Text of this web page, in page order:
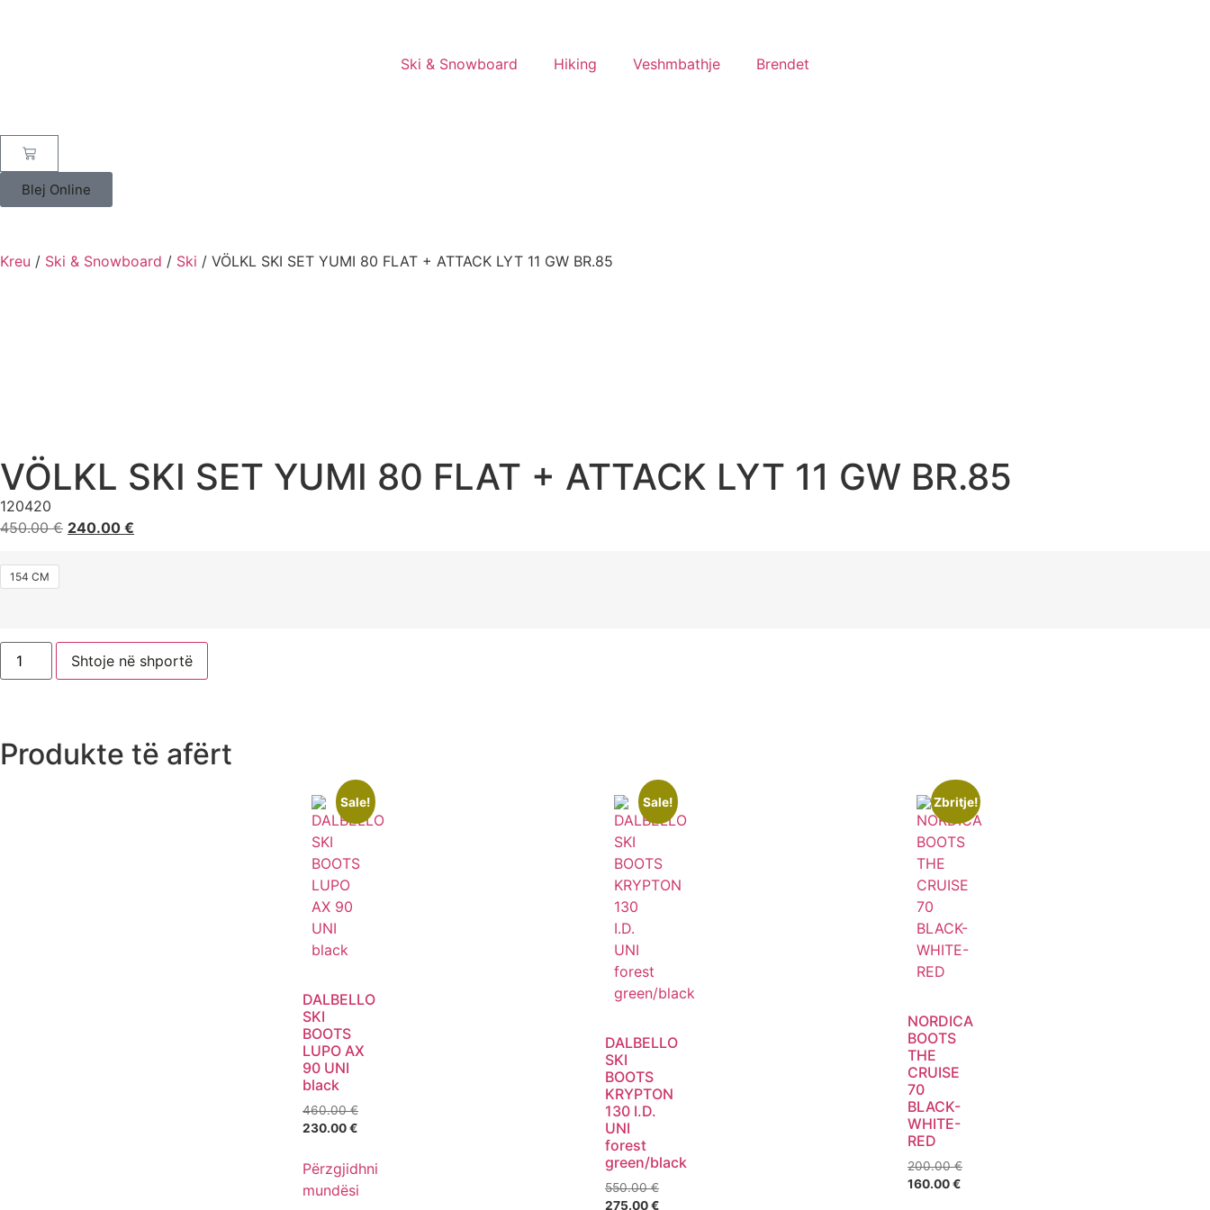
Ski & Snowboard Hiking Veshmbathje Brendet
Blej Online
Kreu / Ski & Snowboard / Ski / VÖLKL SKI SET YUMI 80 FLAT + ATTACK LYT 11 GW BR.85
VÖLKL SKI SET YUMI 80 FLAT + ATTACK LYT 11 GW BR.85
120420
450.00€ 240.00 €
154 CM
Shtoje në shportë
Produkte të afërt
Sale!
DALBELLO
SKI
BOOTS
LUPO AX
90 UNI
black
460.00€
230.00€
Përzgjidhni
mundësi
Sale!
DALBELLO
SKI
BOOTS
KRYPTON
130 I.D.
UNI
forest
green/black
550.00€
275.00€
Zbritje!
NORDICA
BOOTS
THE
CRUISE
70
BLACK-
WHITE-
RED
200.00€
160.00€